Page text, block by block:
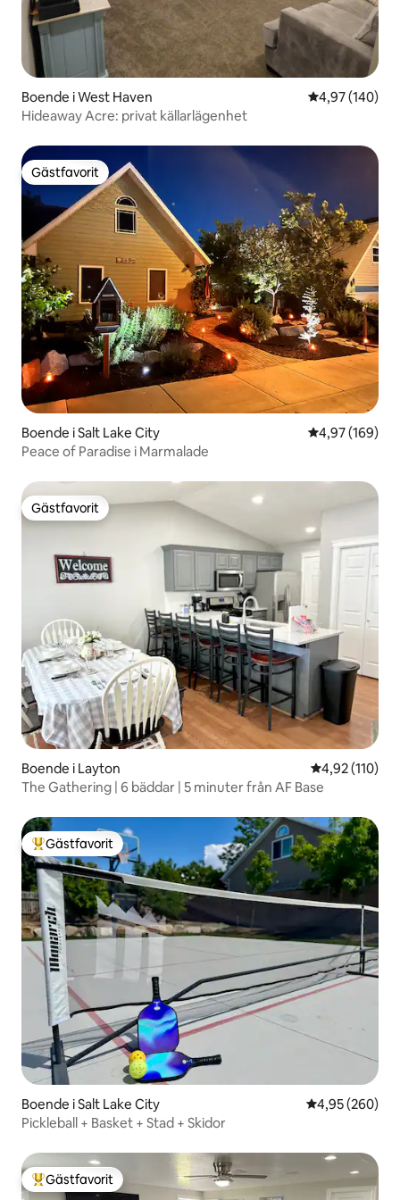
Boende i West Haven 4,97 av 5 i
4,97 (140)
Hideaway Acre: privat källarlägenhet
Gästfavorit
Gästfavorit
Boende i Salt Lake City 4,97 av 5 i
4,97 (169)
Peace of Paradise i Marmalade
Gästfavorit
Gästfavorit
Boende i Layton 4,92 av 5 i
4,92 (110)
The Gathering | 6 bäddar | 5 minuter från AF Base
Populär gästfavorit
Gästfavorit
Boende i Salt Lake City 4,95 av 5 i
4,95 (260)
Pickleball + Basket + Stad + Skidor
Populär gästfavorit
Gästfavorit